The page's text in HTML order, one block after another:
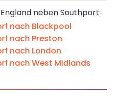
neben Southport:
nach Blackpool
nach Preston
nach London
nach West Midlands